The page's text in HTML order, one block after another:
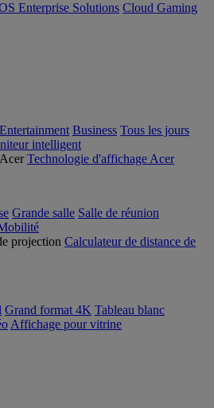
Enterprise Solutions Cloud Gaming
Entertainment Business Tous les jours
intelligent
Technologie d'affichage Acer
Grande salle Salle de réunion
Calculateur de distance de
Grand format 4K Tableau blanc
Affichage pour vitrine